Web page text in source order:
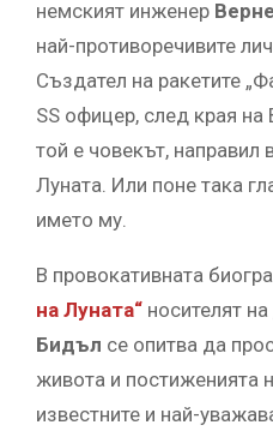
немският инженер
най-противоречивите
Създател на ракетите
SS офицер, след края на
той е човекът,
Луната. Или поне така
името му.
В провокативната
на Луната“ носителят
Бидъл се опитва да
живота и постиженията
известните и най-